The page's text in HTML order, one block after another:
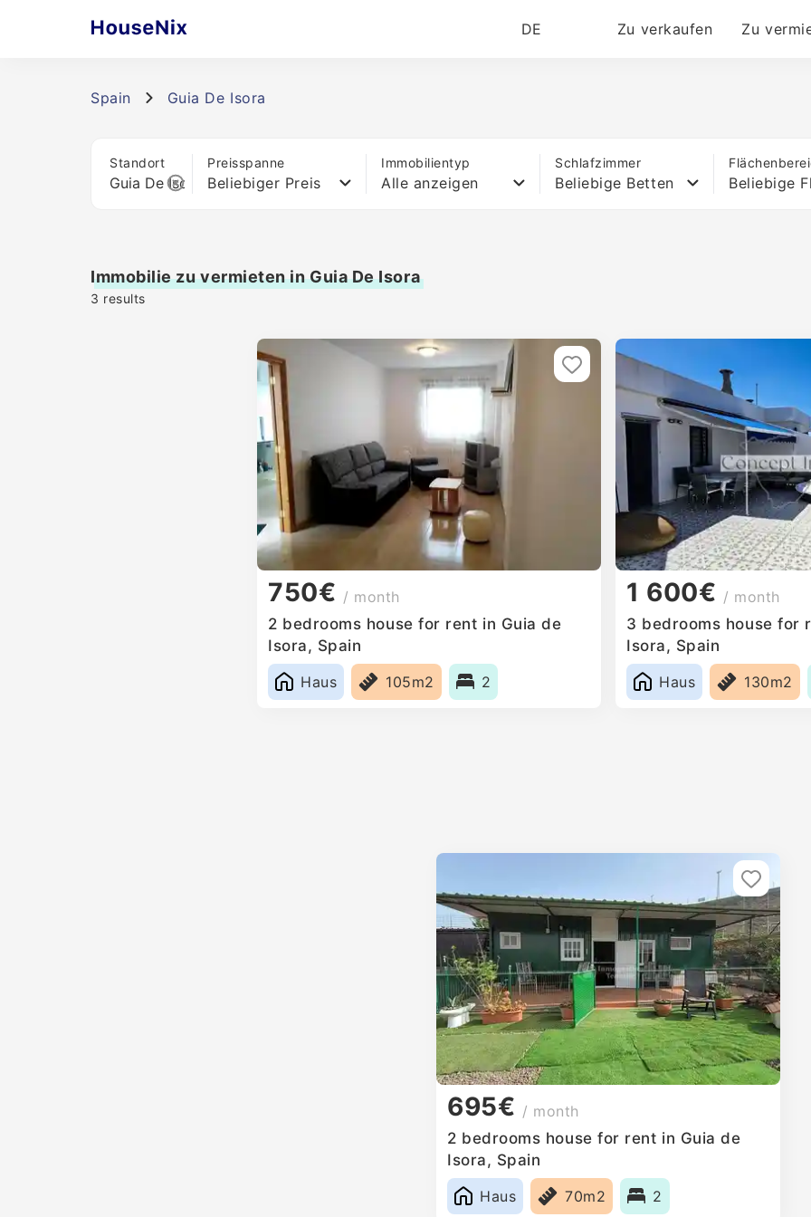
DE Zu verkaufen Zu
Spain Guia De Isora
Standort Preisspanne
Beliebiger Preis
Immobilientyp
Alle anzeigen
Schlafzimmer
Beliebige Betten Beliebige
Immobilie zu vermieten in Guia De Isora
3 results
750€ / month
2 bedrooms house for rent in Guia de
Isora, Spain
Haus
105m2 2
1 600€ / month
3 bedrooms house for
Isora, Spain
Haus
130m2
695€ / month
2 bedrooms house for rent in Guia de
Isora, Spain
Haus
70m2 2